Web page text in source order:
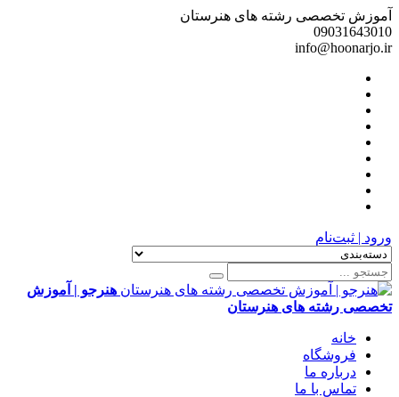
آموزش تخصصی رشته های هنرستان
09031643010
info@hoonarjo.ir
ورود | ثبت‌نام
هنرجو | آموزش
تخصصی رشته های هنرستان
خانه
فروشگاه
درباره ما
تماس با ما